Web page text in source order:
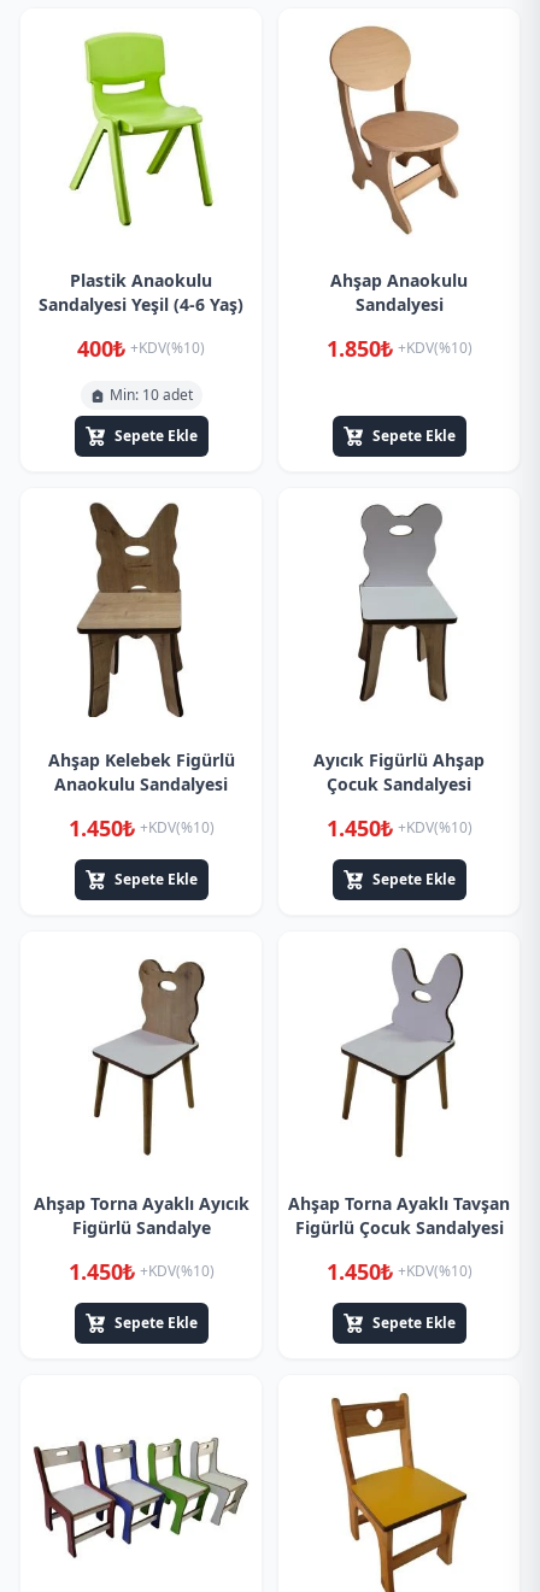
Plastik Anaokulu
Sandalyesi Yeşil (4-6 Yaş)
400₺ +KDV(%10)
Min: 10 adet
Sepete Ekle
Ahşap Anaokulu
Sandalyesi
1.850₺ +KDV(%10)
Sepete Ekle
Ahşap Kelebek Figürlü
Anaokulu Sandalyesi
1.450₺ +KDV(%10)
Sepete Ekle
Ayıcık Figürlü Ahşap
Çocuk Sandalyesi
1.450₺ +KDV(%10)
Sepete Ekle
Ahşap Torna Ayaklı Ayıcık
Figürlü Sandalye
1.450₺ +KDV(%10)
Sepete Ekle
Ahşap Torna Ayaklı Tavşan
Figürlü Çocuk Sandalyesi
1.450₺ +KDV(%10)
Sepete Ekle